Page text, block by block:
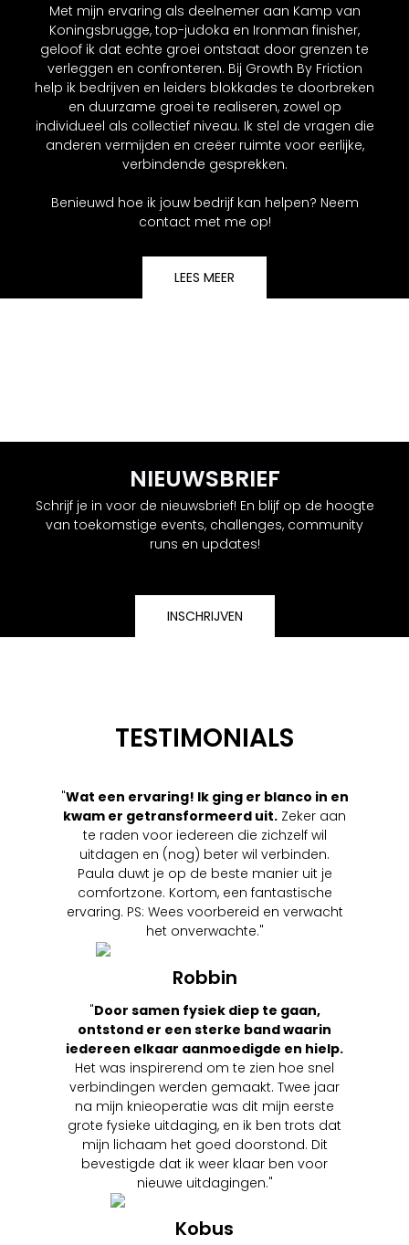
Met mijn ervaring als deelnemer aan Kamp van
Koningsbrugge, top-judoka en Ironman finisher,
geloof ik dat echte groei ontstaat door grenzen te
verleggen en confronteren. Bij Growth By Friction
help ik bedrijven en leiders blokkades te doorbreken
en duurzame groei te realiseren, zowel op
individueel als collectief niveau. Ik stel de vragen die
anderen vermijden en creëer ruimte voor eerlijke,
verbindende gesprekken.
Benieuwd hoe ik jouw bedrijf kan helpen? Neem
contact met me op!
LEES MEER
NIEUWSBRIEF
Schrijf je in voor de nieuwsbrief! En blijf op de hoogte
van toekomstige events, challenges, community
runs en updates!
INSCHRIJVEN
TESTIMONIALS
"Wat een ervaring! Ik ging er blanco in en
kwam er getransformeerd uit. Zeker aan
te raden voor iedereen die zichzelf wil
uitdagen en (nog) beter wil verbinden.
Paula duwt je op de beste manier uit je
comfortzone. Kortom, een fantastische
ervaring. PS: Wees voorbereid en verwacht
het onverwachte."
Robbin
"Door samen fysiek diep te gaan,
ontstond er een sterke band waarin
iedereen elkaar aanmoedigde en hielp.
Het was inspirerend om te zien hoe snel
verbindingen werden gemaakt. Twee jaar
na mijn knieoperatie was dit mijn eerste
grote fysieke uitdaging, en ik ben trots dat
mijn lichaam het goed doorstond. Dit
bevestigde dat ik weer klaar ben voor
nieuwe uitdagingen."
Kobus